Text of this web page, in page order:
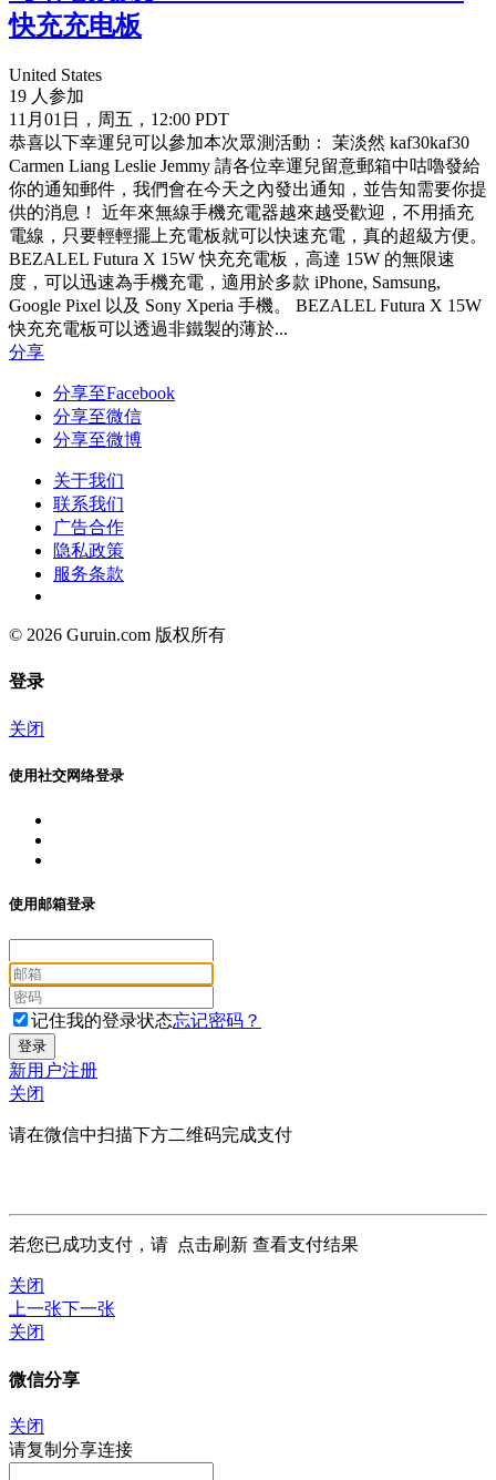
快充充电板
United States
19 人参加
11月01日，周五，12:00 PDT
恭喜以下幸運兒可以參加本次眾測活動： 茉淡然 kaf30kaf30
Carmen Liang Leslie Jemmy 請各位幸運兒留意郵箱中咕嚕發給
你的通知郵件，我們會在今天之內發出通知，並告知需要你提
供的消息！ 近年來無線手機充電器越來越受歡迎，不用插充
電線，只要輕輕擺上充電板就可以快速充電，真的超級方便。
BEZALEL Futura X 15W 快充充電板，高達 15W 的無限速
度，可以迅速為手機充電，適用於多款 iPhone, Samsung,
Google Pixel 以及 Sony Xperia 手機。 BEZALEL Futura X 15W
快充充電板可以透過非鐵製的薄於...
分享
分享至Facebook
分享至微信
分享至微博
关于我们
联系我们
广告合作
隐私政策
服务条款
© 2026 Guruin.com 版权所有
登录
关闭
使用社交网络登录
使用邮箱登录
记住我的登录状态忘记密码？
新用户注册
关闭
请在微信中扫描下方二维码完成支付
若您已成功支付，请 点击刷新 查看支付结果
关闭
上一张下一张
关闭
微信分享
关闭
请复制分享连接